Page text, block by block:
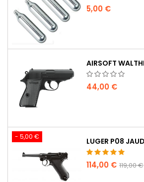
5,00 €
44,00 €
- 5,00 €
114,00 € 119,00 €